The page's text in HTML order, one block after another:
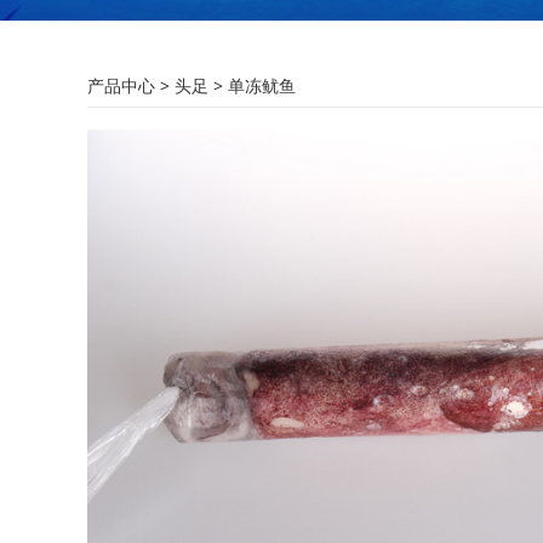
单冻鱿鱼
产品中心 > 头足 > 单冻鱿鱼